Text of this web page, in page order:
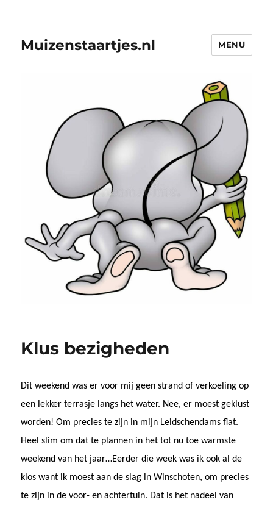
Muizenstaartjes.nl MENU
Klus bezigheden
Dit weekend was er voor mij geen strand of verkoeling op
een lekker terrasje langs het water. Nee, er moest geklust
worden! Om precies te zijn in mijn Leidschendams flat.
Heel slim om dat te plannen in het tot nu toe warmste
weekend van het jaar…Eerder die week was ik ook al de
klos want ik moest aan de slag in Winschoten, om precies
te zijn in de voor- en achtertuin. Dat is het nadeel van